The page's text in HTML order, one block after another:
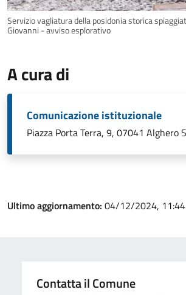
Servizio vagliatura della posidonia storica
Giovanni - avviso esplorativo
A cura di
Comunicazione istituzionale
Piazza Porta Terra, 9, 07041 Alghero
Ultimo aggiornamento: 04/12/2024, 11:44
Contatta il Comune